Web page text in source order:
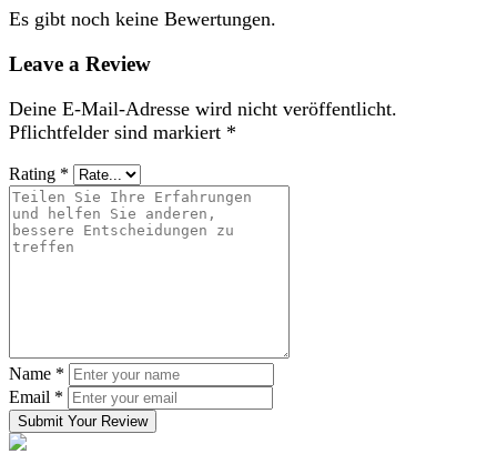
Es gibt noch keine Bewertungen.
Leave a Review
Deine E-Mail-Adresse wird nicht veröffentlicht.
Pflichtfelder sind markiert *
Rating *
Name *
Email *
Submit Your Review